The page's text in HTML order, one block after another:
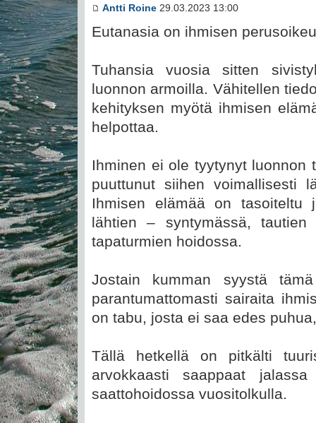
Antti Roine 29.03.2023 13:00
Eutanasia on ihmisen
Tuhansia vuosia sitten
luonnon armoilla. Vähitellen
kehityksen myötä ihmisen
helpottaa.
Ihminen ei ole tyytynyt luonnon
puuttunut siihen voimallisesti
Ihmisen elämää on tasoiteltu
lähtien – syntymässä,
tapaturmien hoidossa.
Jostain kumman syystä
parantumattomasti sairaita
on tabu, josta ei saa edes
Tällä hetkellä on pitkälti
arvokkaasti saappaat
saattohoidossa vuositolkulla.